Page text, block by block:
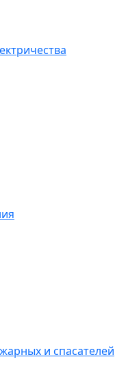
и спасателей